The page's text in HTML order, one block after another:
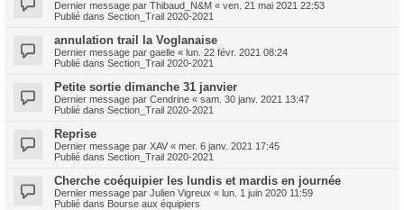
Dernier message par Thibaud_N&M « ven. 21 mai 2021 22:53
Publié dans Section_Trail 2020-2021
annulation trail la Voglanaise
Dernier message par gaelle « lun. 22 févr. 2021 08:24
Publié dans Section_Trail 2020-2021
Petite sortie dimanche 31 janvier
Dernier message par Cendrine « sam. 30 janv. 2021 13:47
Publié dans Section_Trail 2020-2021
Reprise
Dernier message par XAV « mer. 6 janv. 2021 17:45
Publié dans Section_Trail 2020-2021
Cherche coéquipier les lundis et mardis en journée
Dernier message par Julien Vigreux « lun. 1 juin 2020 11:59
Publié dans Bourse aux équipiers